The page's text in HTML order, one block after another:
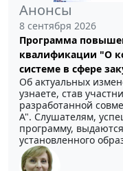
Анонсы
8 сентября 2026
Программа
квалификации "О
системе в сфере
Об актуальных
узнаете, став
разработанной
А". Слушателям,
программу,
установленного